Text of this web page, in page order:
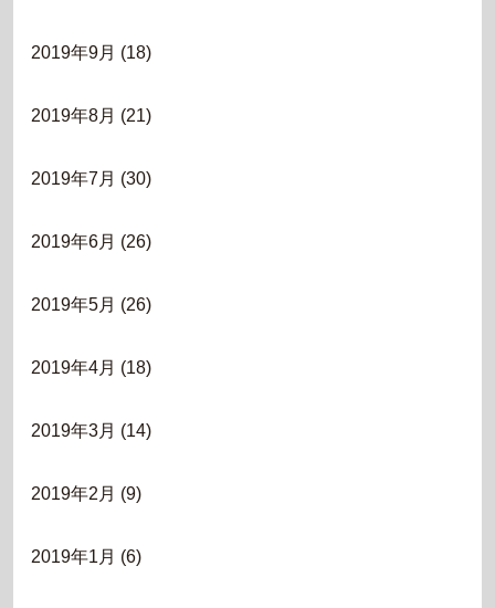
2019年9月 (18)
2019年8月 (21)
2019年7月 (30)
2019年6月 (26)
2019年5月 (26)
2019年4月 (18)
2019年3月 (14)
2019年2月 (9)
2019年1月 (6)